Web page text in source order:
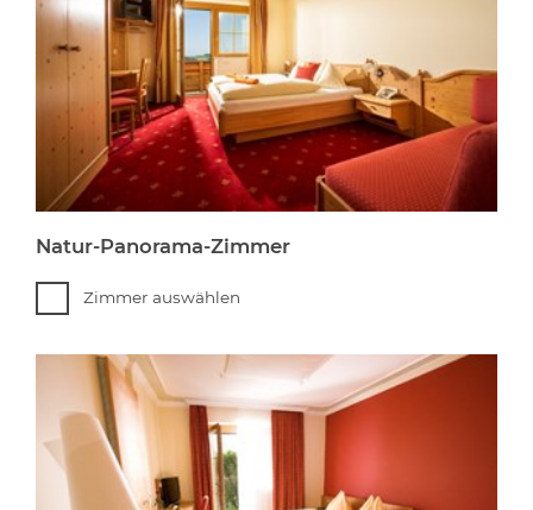
Natur-Panorama-Zimmer
Zimmer auswählen